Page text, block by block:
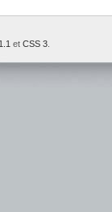
et CSS 3